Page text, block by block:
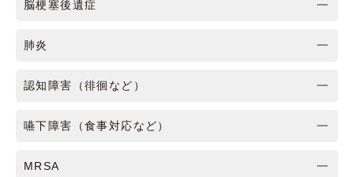
脳梗塞後遺症
肺炎
認知障害（徘徊など）
嚥下障害（食事対応など）
MRSA